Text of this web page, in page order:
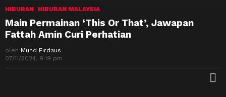
HIBURAN HIBURAN MALAYSIA
Main Permainan ‘This Or That’, Jawapan
Fattah Amin Curi Perhatian
oleh Muhd Firdaus
07/11/2024, 9:19 pm